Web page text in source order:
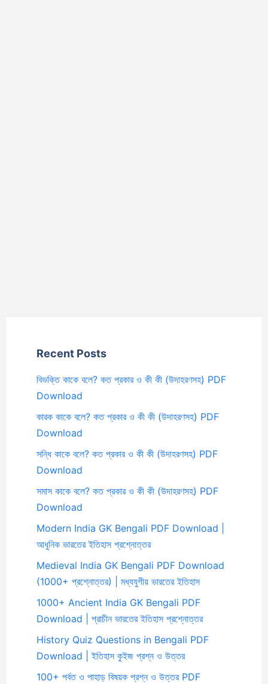
Recent Posts
বিভক্তি কাকে বলে? কত প্রকার ও কী কী (উদাহরণসহ) PDF
Download
কারক কাকে বলে? কত প্রকার ও কী কী (উদাহরণসহ) PDF
Download
সন্ধি কাকে বলে? কত প্রকার ও কী কী (উদাহরণসহ) PDF
Download
সমাস কাকে বলে? কত প্রকার ও কী কী (উদাহরণসহ) PDF
Download
Modern India GK Bengali PDF Download |
আধুনিক ভারতের ইতিহাস প্রশ্নোত্তর
Medieval India GK Bengali PDF Download
(1000+ প্রশ্নোত্তর) | মধ্যযুগীয় ভারতের ইতিহাস
1000+ Ancient India GK Bengali PDF
Download | প্রাচীন ভারতের ইতিহাস প্রশ্নোত্তর
History Quiz Questions in Bengali PDF
Download | ইতিহাস কুইজ প্রশ্ন ও উত্তর
100+ পর্বত ও পাহাড় বিষয়ক প্রশ্ন ও উত্তর PDF